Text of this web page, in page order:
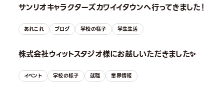
サンリオキャラクターズカワイイタウンへ行ってきました！
あれこれ ブログ 学校の様子 学生生活
株式会社ウィットスタジオ様にお越しいただきました✨
イベント 学校の様子 就職 業界情報